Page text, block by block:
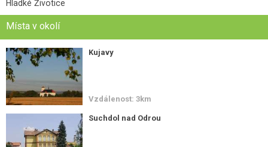
Hladké Životice
Místa v okolí
Kujavy
Vzdálenost: 3km
Suchdol nad Odrou